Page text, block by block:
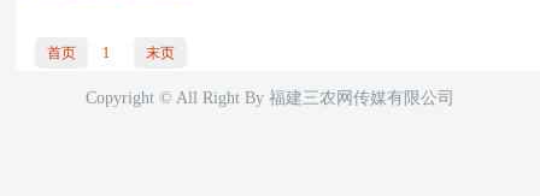
首页 1 末页
Copyright © All Right By 福建三农网传媒有限公司